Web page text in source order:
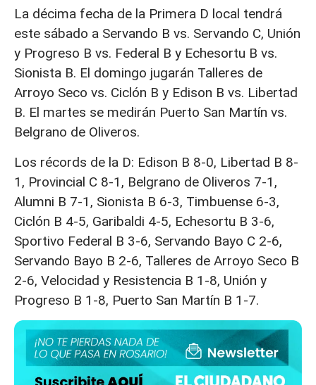
La décima fecha de la Primera D local tendrá
este sábado a Servando B vs. Servando C, Unión
y Progreso B vs. Federal B y Echesortu B vs.
Sionista B. El domingo jugarán Talleres de
Arroyo Seco vs. Ciclón B y Edison B vs. Libertad
B. El martes se medirán Puerto San Martín vs.
Belgrano de Oliveros.
Los récords de la D: Edison B 8-0, Libertad B 8-
1, Provincial C 8-1, Belgrano de Oliveros 7-1,
Alumni B 7-1, Sionista B 6-3, Timbuense 6-3,
Ciclón B 4-5, Garibaldi 4-5, Echesortu B 3-6,
Sportivo Federal B 3-6, Servando Bayo C 2-6,
Servando Bayo B 2-6, Talleres de Arroyo Seco B
2-6, Velocidad y Resistencia B 1-8, Unión y
Progreso B 1-8, Puerto San Martín B 1-7.